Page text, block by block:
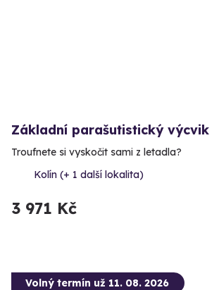
Základní parašutistický výcvik
Troufnete si vyskočit sami z letadla?
Kolín (+ 1 další lokalita)
3 971 Kč
Volný termín už 11. 08. 2026